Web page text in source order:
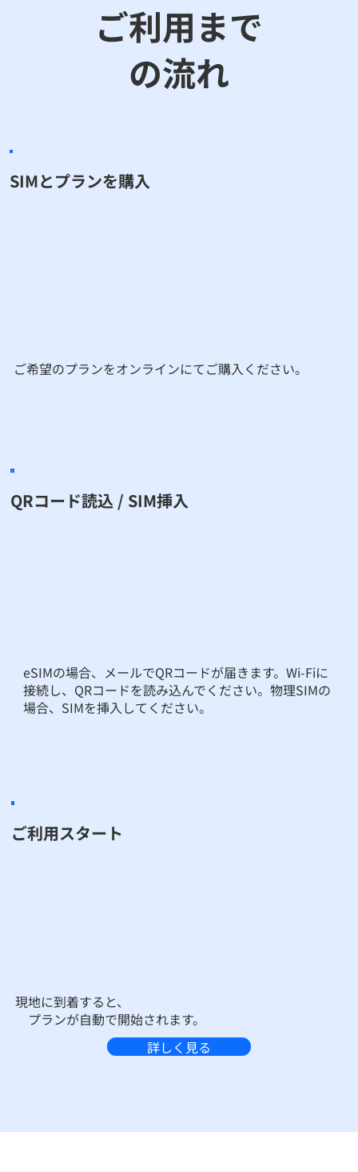
​SIMとプランを購入
​ご希望のプランをオンラインにてご購入ください。
QRコード読込 / SIM挿入
eSIMの場合、メールでQRコードが届きます。Wi-Fiに
接続し、QRコードを読み込んでください。物理SIMの
場合、SIMを挿入してください。
ご利用スタート
現地に到着すると、
プランが自動で開始されます。
ご利用まで
の流れ
詳しく見る